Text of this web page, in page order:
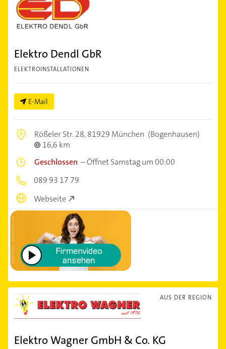
Elektro Dendl GbR
ELEKTROINSTALLATIONEN
E-Mail
Rößeler Str. 28,81929 München (Bogenhausen)
16,6 km
Geschlossen –Öffnet Samstag um 00:00
089 93 17 79
Webseite
AUS DER REGION
Elektro Wagner GmbH & Co. KG